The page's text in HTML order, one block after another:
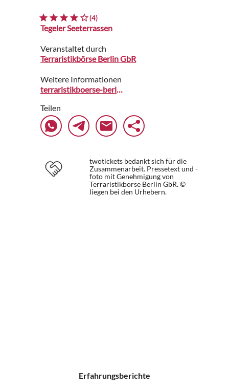
(4)
Tegeler Seeterrassen
Veranstaltet durch
Terraristikbörse Berlin GbR
Weitere Informationen
terraristikboerse-berlin.de
Teilen
twotickets bedankt sich für die
Zusammenarbeit. Pressetext und -
foto mit Genehmigung von
Terraristikbörse Berlin GbR. ©
liegen bei den Urhebern.
Erfahrungsberichte